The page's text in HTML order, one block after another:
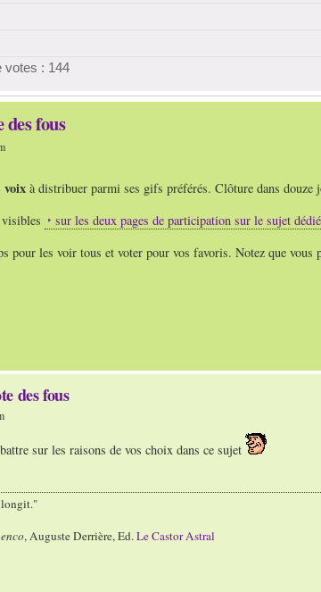
votes : 144
fous
à distribuer parmi ses gifs préférés. Clôture dans douze
sur les deux pages de participation sur le sujet dédié
pour les voir tous et voter pour vos favoris. Notez que vous
des fous
sur les raisons de vos choix dans ce sujet
, Auguste Derrière, Ed.Le Castor Astral